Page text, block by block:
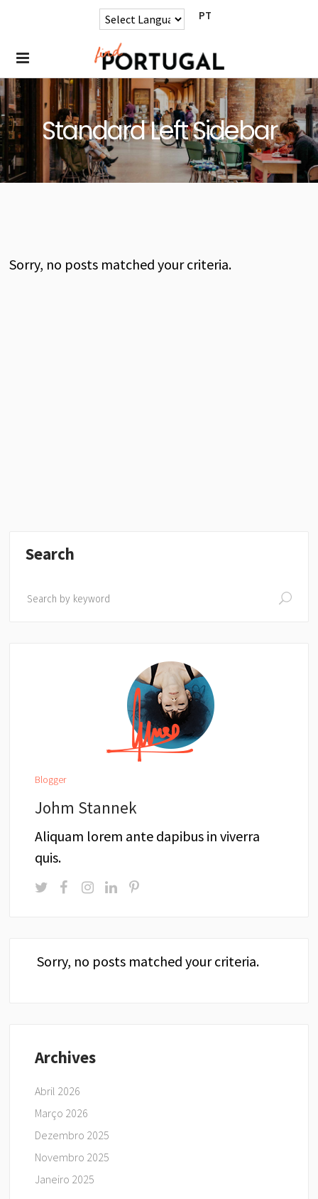
PT
Standard Left Sidebar
Sorry, no posts matched your criteria.
Search
Blogger
Johm Stannek
Aliquam lorem ante dapibus in viverra
quis.
Sorry, no posts matched your criteria.
Archives
Abril 2026
Março 2026
Dezembro 2025
Novembro 2025
Janeiro 2025